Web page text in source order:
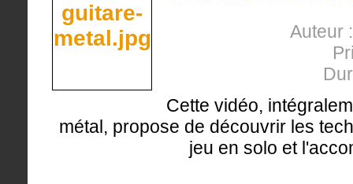
Auteur
Cette vidéo,
métal, propose de découvrir les
jeu en solo et